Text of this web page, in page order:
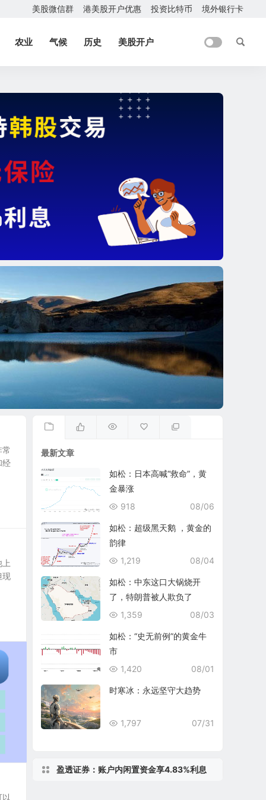
美股微信群 港美股开户优惠 投资比特币 境外银行卡
农业 气候 历史 美股开户
经
现
最新文章
如松：日本高喊“救命”，黄
金暴涨
08/06
918
如松：超级黑天鹅 ，黄金的
韵律
08/04
1,219
如松：中东这口大锅烧开
了，特朗普被人欺负了
08/03
1,359
如松：“史无前例”的黄金牛
市
08/01
1,420
时寒冰：永远坚守大趋势
07/31
1,797
盈透证券：账户内闲置资金享4.83%利息